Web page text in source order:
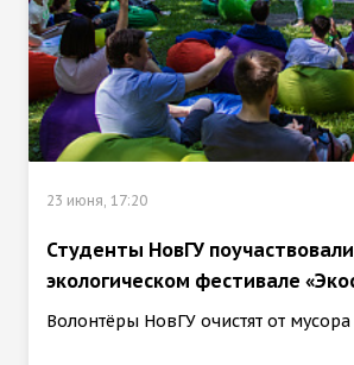
23 июня, 17:20
Студенты НовГУ
экологическом фестивале
Волонтёры НовГУ очистят от